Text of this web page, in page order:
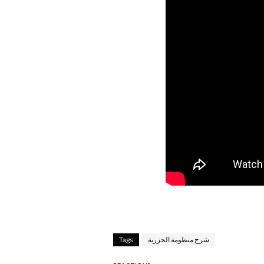
Tags شرح منظومة الجزرية